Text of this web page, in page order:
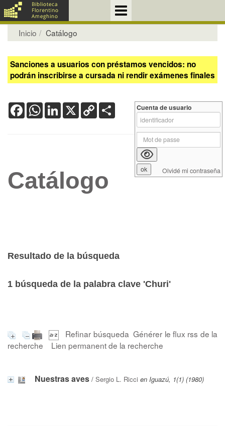
Inicio Catálogo
Sanciones a usuarios con préstamos vencidos: no
podrán inscribirse a cursada ni rendir exámenes finales
FacebookWhatsApp
LinkedIn
X Copy
Link
Catálogo
Resultado de la búsqueda
1 búsqueda de la palabra clave 'Churi'
Refinar búsqueda Générer le flux rss de la
recherche
Lien permanent de la recherche
Nuestras aves / Sergio L. Ricci en Iguazú, 1(1) (1980)
Cuenta de usuario
Olvidé mi contraseña